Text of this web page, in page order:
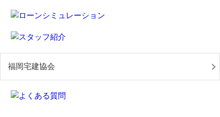
福岡宅建協会